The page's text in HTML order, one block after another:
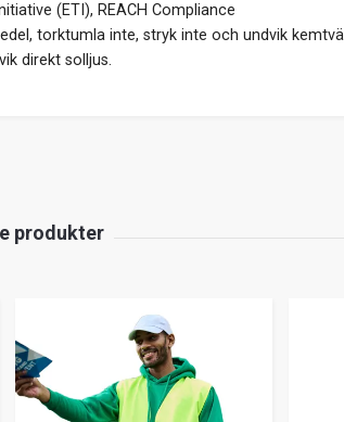
(ETI), REACH Compliance
torktumla inte, stryk inte och undvik
direkt solljus.